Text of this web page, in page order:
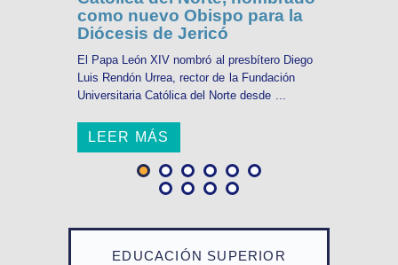
EDUCACIÓN SUPERIOR
como nuevo Obispo para la
Diócesis de Jericó
El Papa León XIV nombró al presbítero Diego
Luis Rendón Urrea, rector de la Fundación
Universitaria Católica del Norte desde ...
LEER MÁS